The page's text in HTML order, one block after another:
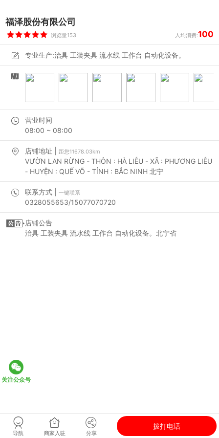
福泽股份有限公司
浏览量153 人均消费:100
专业生产:治具 工装夹具 流水线 工作台 自动化设备。
营业时间
08:00 ~ 08:00
店铺地址 | 距您11678.03km
VƯỜN LAN RỪNG - THÔN : HÀ LIỄU - XÃ : PHƯƠNG LIỄU
- HUYỆN : QUẾ VÕ - TỈNH : BẮC NINH 北宁
联系方式 |一键联系
0328055653/15077070720
店铺公告
治具 工装夹具 流水线 工作台 自动化设备。北宁省
导航 商家入驻 分享
拨打电话
关注公众号